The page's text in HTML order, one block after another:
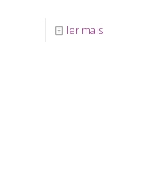
ler mais